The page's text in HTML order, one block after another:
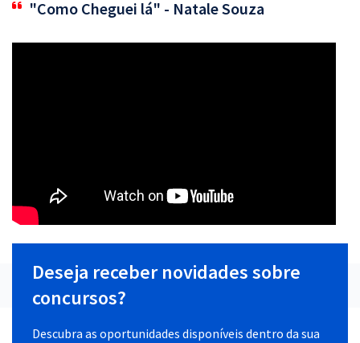
"Como Cheguei lá" - Natale Souza
Deseja receber novidades sobre
concursos?
Descubra as oportunidades disponíveis dentro da sua